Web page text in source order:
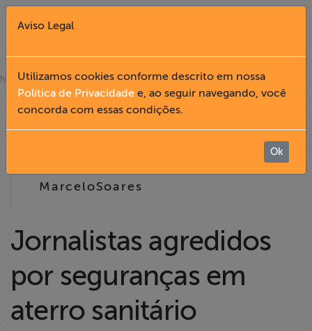
Fechar X
English
Institucional
Formação
Acesso à
Informação
Liberdade de
home»notícias
12.04
MarceloSoares
Jornalistas agredidos
por seguranças em
aterro sanitário
Aviso Legal
Utilizamos cookies conforme descrito em nossa
Política de Privacidade e, ao seguir navegando, você
concorda com essas condições.
Ok